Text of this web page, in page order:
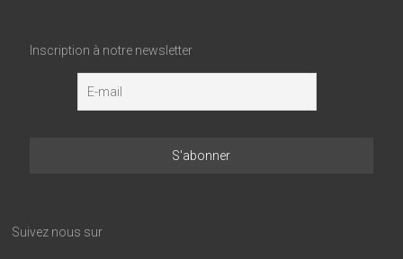
Inscription à notre newsletter
Suivez nous sur